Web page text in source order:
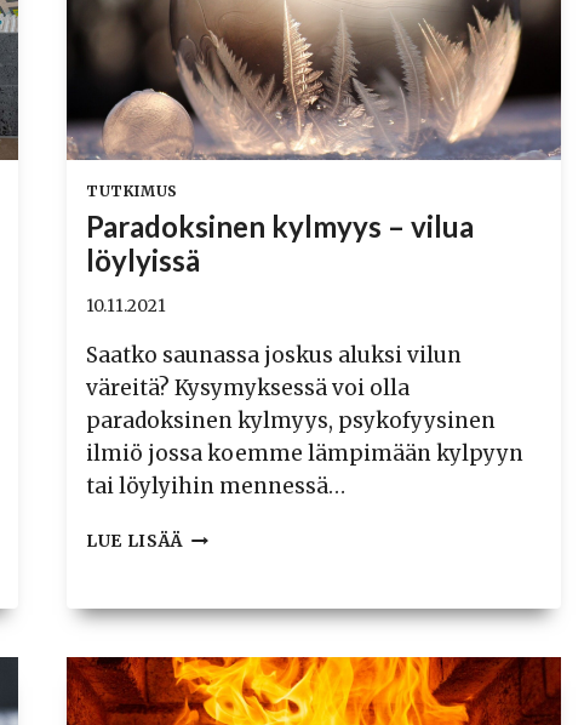
TUTKIMUS
Paradoksinen kylmyys – vilua
löylyissä
10.11.2021
Saatko saunassa joskus aluksi vilun
väreitä? Kysymyksessä voi olla
paradoksinen kylmyys, psykofyysinen
ilmiö jossa koemme lämpimään kylpyyn
tai löylyihin mennessä…
LUE LISÄÄ PARADOKSINEN
VILUA